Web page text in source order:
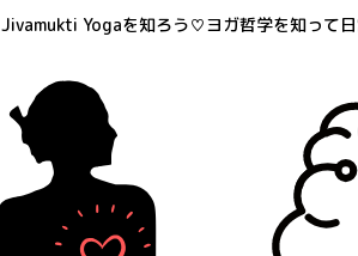
Jivamukti Yogaを知ろう♡ヨガ哲学を知って